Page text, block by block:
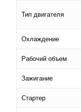
Тип двигателя
Охлаждение
Рабочий объем
Зажигание
Стартер